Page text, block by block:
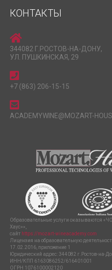
КОНТАКТЫ
344082 Г.РОСТОВ-НА-ДОНУ,
УЛ. ПУШКИНСКАЯ, 29
+7 (863) 206-15-15
ACADEMYWINE@MOZART-
Образовательные услуги оказываются
Хаус»»,
сайт https://mozart-wineacademy.com
Лицензия на образовательную
17.02.2016, приложение 1
Юридический адрес: 344082 г.Ростов-на-
ИНН/КПП 6163086252/616401001
ОГРН 1076100002120